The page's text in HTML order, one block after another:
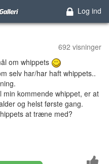
Log ind
692 visninger
om whippets
selv har/har haft whippets..
kommende whippet, er at
og helst første gang.
at træne med?